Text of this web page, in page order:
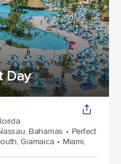
Day
Bahamas
Perfect
Giamaica
Miami,